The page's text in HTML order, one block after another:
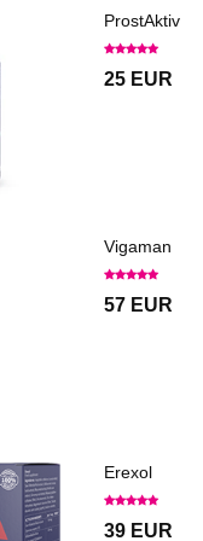
ProstAktiv
25 EUR
Vigaman
57 EUR
Erexol
39 EUR